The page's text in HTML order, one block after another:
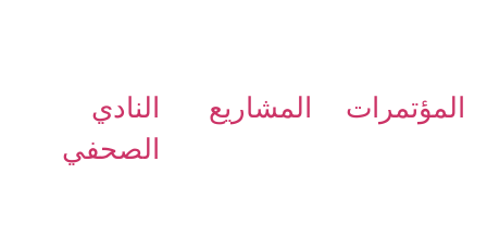
المؤتمرات المشاريع
النادي
الصحفي